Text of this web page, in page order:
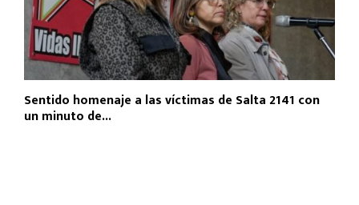
Sentido homenaje a las víctimas de Salta 2141 con
un minuto de...